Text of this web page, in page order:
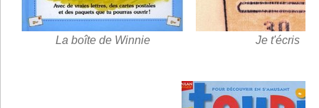
La boîte de Winnie Je t'écris